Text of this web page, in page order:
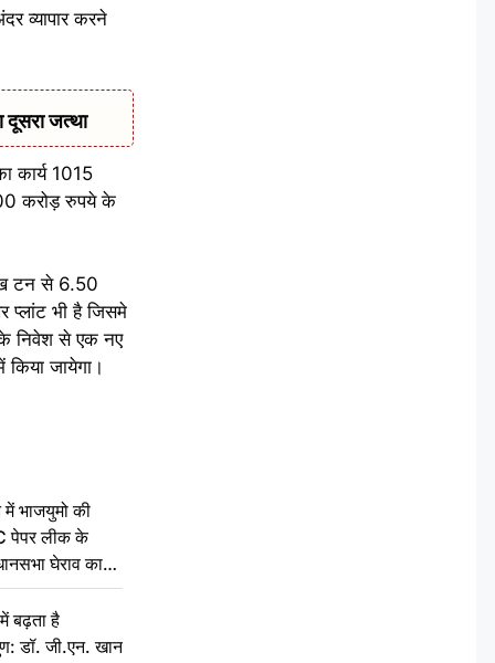
व्यापार करने
जत्था
कार्य 1015
करोड़ रुपये के
टन से 6.50
प्लांट भी है जिसमे
के निवेश से एक नए
किया जायेगा।
में भाजयुमो की
पेपर लीक के
घेराव का
बढ़ता है
डॉ. जी.एन. खान